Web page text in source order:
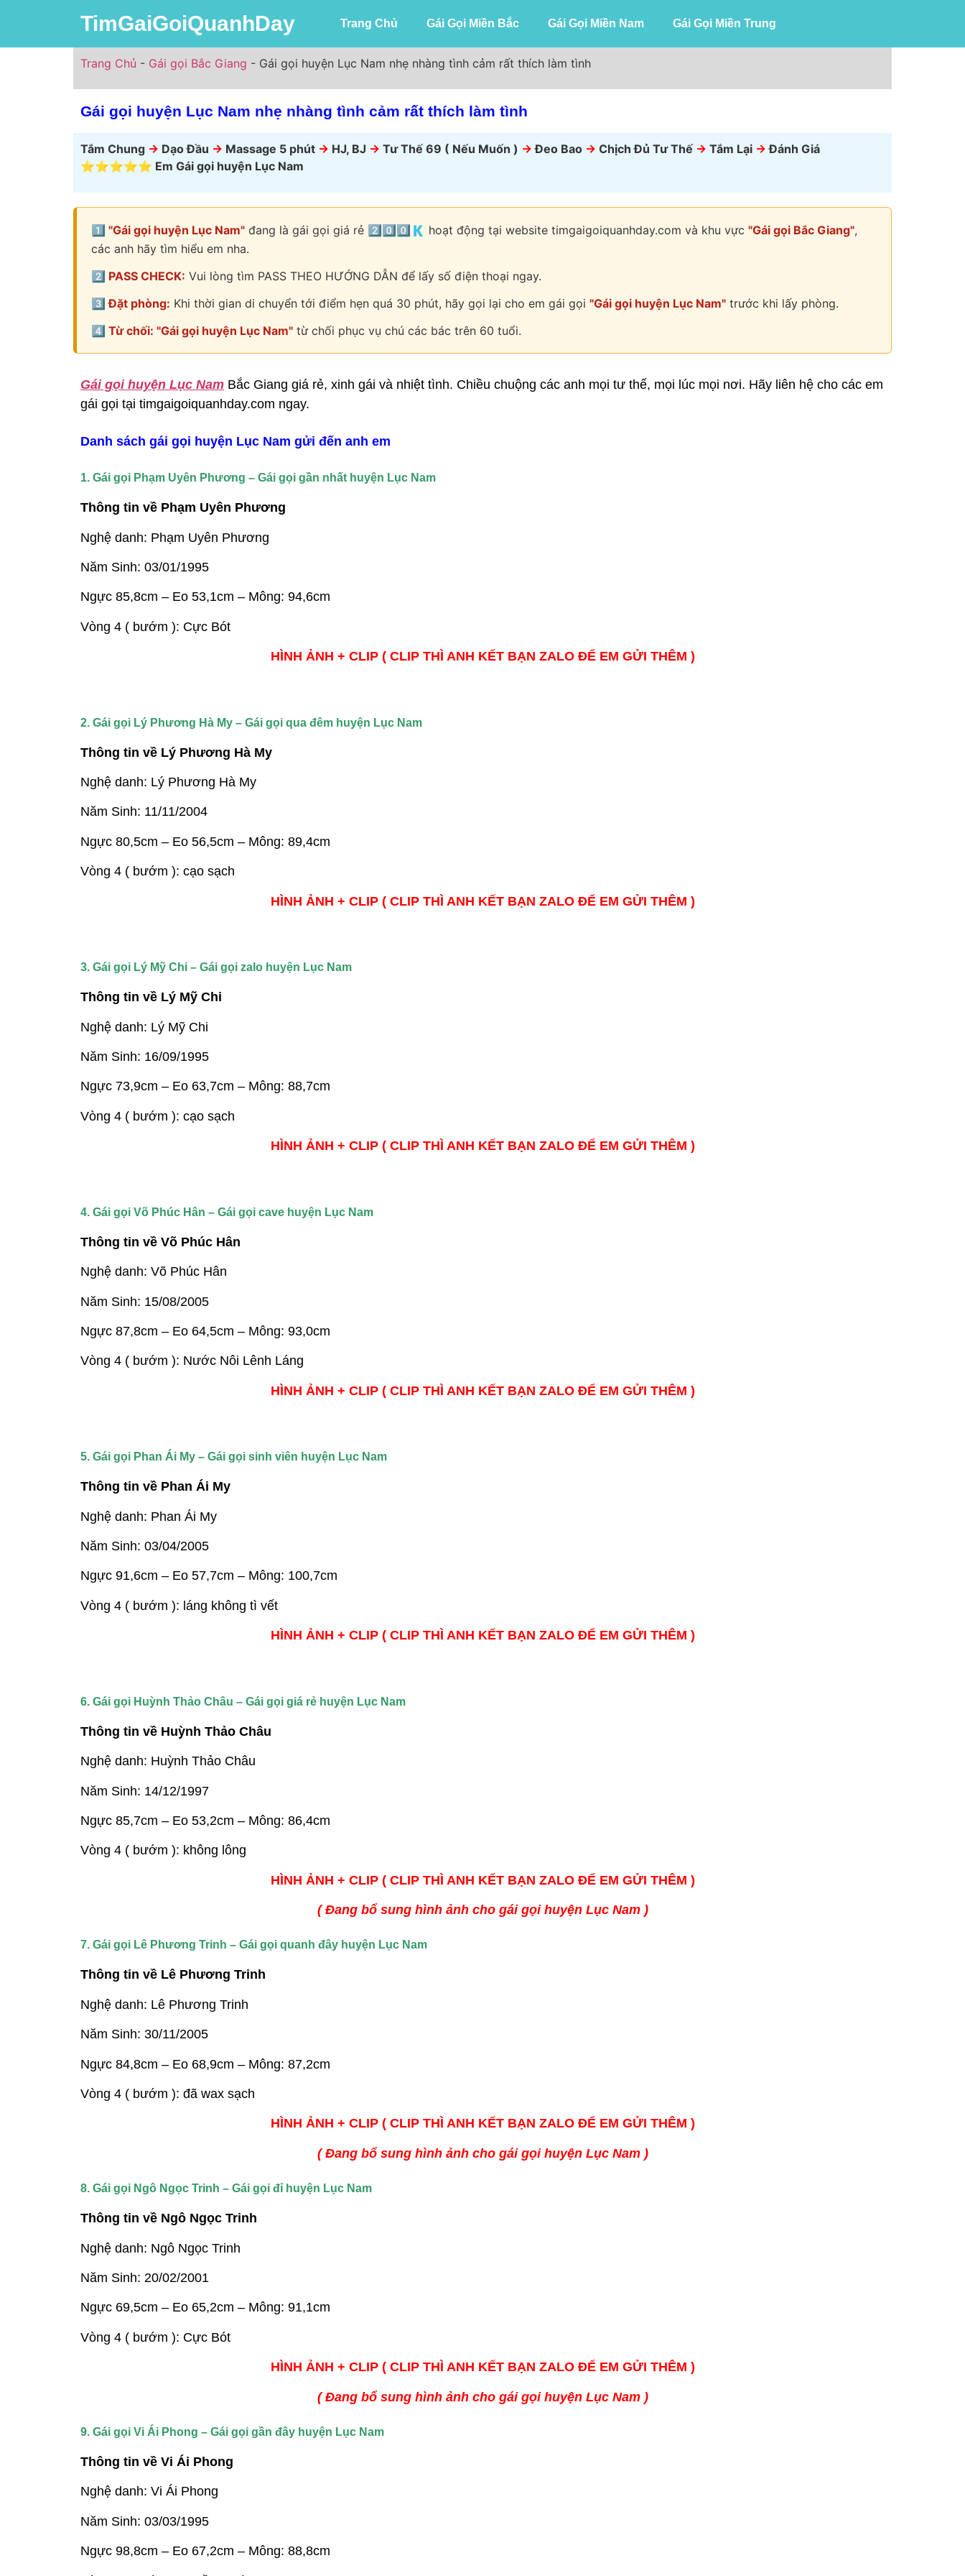
TimGaiGoiQuanhDay Trang Chủ Gái Gọi Miền Bắc Gái Gọi Miền Nam Gái Gọi Miền Trung
Trang Chủ - Gái gọi Bắc Giang - Gái gọi huyện Lục Nam nhẹ nhàng tình cảm rất thích làm tình
Gái gọi huyện Lục Nam nhẹ nhàng tình cảm rất thích làm tình
Tắm Chung -> Dạo Đầu -> Massage 5 phút -> HJ, BJ -> Tư Thế 69 ( Nếu Muốn ) -> Đeo Bao -> Chịch Đủ Tư Thế -> Tắm Lại -> Đánh Giá
⭐⭐⭐⭐⭐ Em Gái gọi huyện Lục Nam
1️⃣ "Gái gọi huyện Lục Nam" đang là gái gọi giá rẻ 2️⃣0️⃣0️⃣🇰 hoạt động tại website timgaigoiquanhday.com và khu vực "Gái gọi Bắc Giang",
các anh hãy tìm hiểu em nha.
2️⃣ PASS CHECK: Vui lòng tìm PASS THEO HƯỚNG DẪN để lấy số điện thoại ngay.
3️⃣ Đặt phòng: Khi thời gian di chuyển tới điểm hẹn quá 30 phút, hãy gọi lại cho em gái gọi "Gái gọi huyện Lục Nam" trước khi lấy phòng.
4️⃣ Từ chối: "Gái gọi huyện Lục Nam" từ chối phục vụ chú các bác trên 60 tuổi.
Gái gọi huyện Lục Nam Bắc Giang giá rẻ, xinh gái và nhiệt tình. Chiều chuộng các anh mọi tư thế, mọi lúc mọi nơi. Hãy liên hệ cho các em
gái gọi tại timgaigoiquanhday.com ngay.
Danh sách gái gọi huyện Lục Nam gửi đến anh em
1. Gái gọi Phạm Uyên Phương – Gái gọi gần nhất huyện Lục Nam
Thông tin về Phạm Uyên Phương
Nghệ danh: Phạm Uyên Phương
Năm Sinh: 03/01/1995
Ngực 85,8cm – Eo 53,1cm – Mông: 94,6cm
Vòng 4 ( bướm ): Cực Bót
HÌNH ẢNH + CLIP ( CLIP THÌ ANH KẾT BẠN ZALO ĐỂ EM GỬI THÊM )
2. Gái gọi Lý Phương Hà My – Gái gọi qua đêm huyện Lục Nam
Thông tin về Lý Phương Hà My
Nghệ danh: Lý Phương Hà My
Năm Sinh: 11/11/2004
Ngực 80,5cm – Eo 56,5cm – Mông: 89,4cm
Vòng 4 ( bướm ): cạo sạch
HÌNH ẢNH + CLIP ( CLIP THÌ ANH KẾT BẠN ZALO ĐỂ EM GỬI THÊM )
3. Gái gọi Lý Mỹ Chi – Gái gọi zalo huyện Lục Nam
Thông tin về Lý Mỹ Chi
Nghệ danh: Lý Mỹ Chi
Năm Sinh: 16/09/1995
Ngực 73,9cm – Eo 63,7cm – Mông: 88,7cm
Vòng 4 ( bướm ): cạo sạch
HÌNH ẢNH + CLIP ( CLIP THÌ ANH KẾT BẠN ZALO ĐỂ EM GỬI THÊM )
4. Gái gọi Võ Phúc Hân – Gái gọi cave huyện Lục Nam
Thông tin về Võ Phúc Hân
Nghệ danh: Võ Phúc Hân
Năm Sinh: 15/08/2005
Ngực 87,8cm – Eo 64,5cm – Mông: 93,0cm
Vòng 4 ( bướm ): Nước Nôi Lênh Láng
HÌNH ẢNH + CLIP ( CLIP THÌ ANH KẾT BẠN ZALO ĐỂ EM GỬI THÊM )
5. Gái gọi Phan Ái My – Gái gọi sinh viên huyện Lục Nam
Thông tin về Phan Ái My
Nghệ danh: Phan Ái My
Năm Sinh: 03/04/2005
Ngực 91,6cm – Eo 57,7cm – Mông: 100,7cm
Vòng 4 ( bướm ): láng không tì vết
HÌNH ẢNH + CLIP ( CLIP THÌ ANH KẾT BẠN ZALO ĐỂ EM GỬI THÊM )
6. Gái gọi Huỳnh Thảo Châu – Gái gọi giá rẻ huyện Lục Nam
Thông tin về Huỳnh Thảo Châu
Nghệ danh: Huỳnh Thảo Châu
Năm Sinh: 14/12/1997
Ngực 85,7cm – Eo 53,2cm – Mông: 86,4cm
Vòng 4 ( bướm ): không lông
HÌNH ẢNH + CLIP ( CLIP THÌ ANH KẾT BẠN ZALO ĐỂ EM GỬI THÊM )
( Đang bổ sung hình ảnh cho gái gọi huyện Lục Nam )
7. Gái gọi Lê Phương Trinh – Gái gọi quanh đây huyện Lục Nam
Thông tin về Lê Phương Trinh
Nghệ danh: Lê Phương Trinh
Năm Sinh: 30/11/2005
Ngực 84,8cm – Eo 68,9cm – Mông: 87,2cm
Vòng 4 ( bướm ): đã wax sạch
HÌNH ẢNH + CLIP ( CLIP THÌ ANH KẾT BẠN ZALO ĐỂ EM GỬI THÊM )
( Đang bổ sung hình ảnh cho gái gọi huyện Lục Nam )
8. Gái gọi Ngô Ngọc Trinh – Gái gọi đỉ huyện Lục Nam
Thông tin về Ngô Ngọc Trinh
Nghệ danh: Ngô Ngọc Trinh
Năm Sinh: 20/02/2001
Ngực 69,5cm – Eo 65,2cm – Mông: 91,1cm
Vòng 4 ( bướm ): Cực Bót
HÌNH ẢNH + CLIP ( CLIP THÌ ANH KẾT BẠN ZALO ĐỂ EM GỬI THÊM )
( Đang bổ sung hình ảnh cho gái gọi huyện Lục Nam )
9. Gái gọi Vi Ái Phong – Gái gọi gần đây huyện Lục Nam
Thông tin về Vi Ái Phong
Nghệ danh: Vi Ái Phong
Năm Sinh: 03/03/1995
Ngực 98,8cm – Eo 67,2cm – Mông: 88,8cm